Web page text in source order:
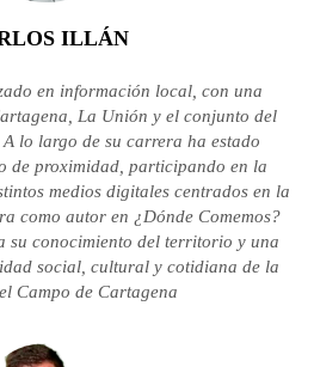
ILLÁN
en información local, con una
La Unión y el conjunto del
lo largo de su carrera ha estado
de proximidad, participando en la
medios digitales centrados en la
como autor en ¿Dónde Comemos?
su conocimiento del territorio y una
social, cultural y cotidiana de la
Campo de Cartagena